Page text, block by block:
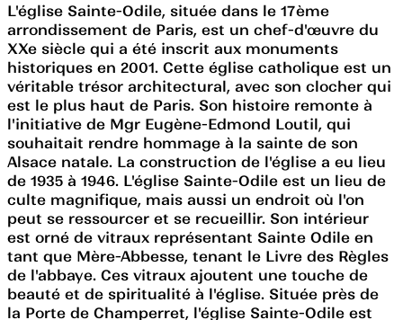
L'église Sainte-Odile, située dans le 17ème
arrondissement de Paris, est un chef-d'œuvre du
XXe siècle qui a été inscrit aux monuments
historiques en 2001. Cette église catholique est un
véritable trésor architectural, avec son clocher qui
est le plus haut de Paris. Son histoire remonte à
l'initiative de Mgr Eugène-Edmond Loutil, qui
souhaitait rendre hommage à la sainte de son
Alsace natale. La construction de l'église a eu lieu
de 1935 à 1946. L'église Sainte-Odile est un lieu de
culte magnifique, mais aussi un endroit où l'on
peut se ressourcer et se recueillir. Son intérieur
est orné de vitraux représentant Sainte Odile en
tant que Mère-Abbesse, tenant le Livre des Règles
de l'abbaye. Ces vitraux ajoutent une touche de
beauté et de spiritualité à l'église. Située près de
la Porte de Champerret, l'église Sainte-Odile est